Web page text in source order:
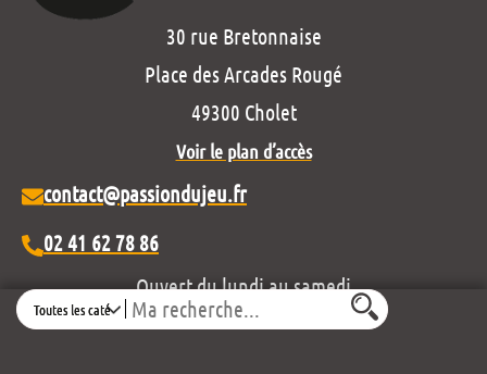
Search
30 rue Bretonnaise
Place des Arcades Rougé
49300 Cholet
Voir le plan d’accès
contact@passiondujeu.fr
02 41 62 78 86
Ouvert du lundi au samedi
de 10h00 à 19h30